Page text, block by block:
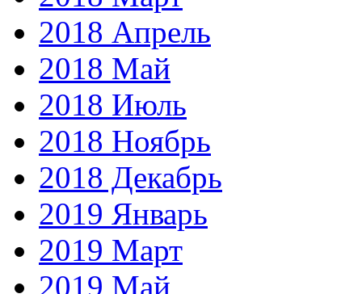
2018 Апрель
2018 Май
2018 Июль
2018 Ноябрь
2018 Декабрь
2019 Январь
2019 Март
2019 Май